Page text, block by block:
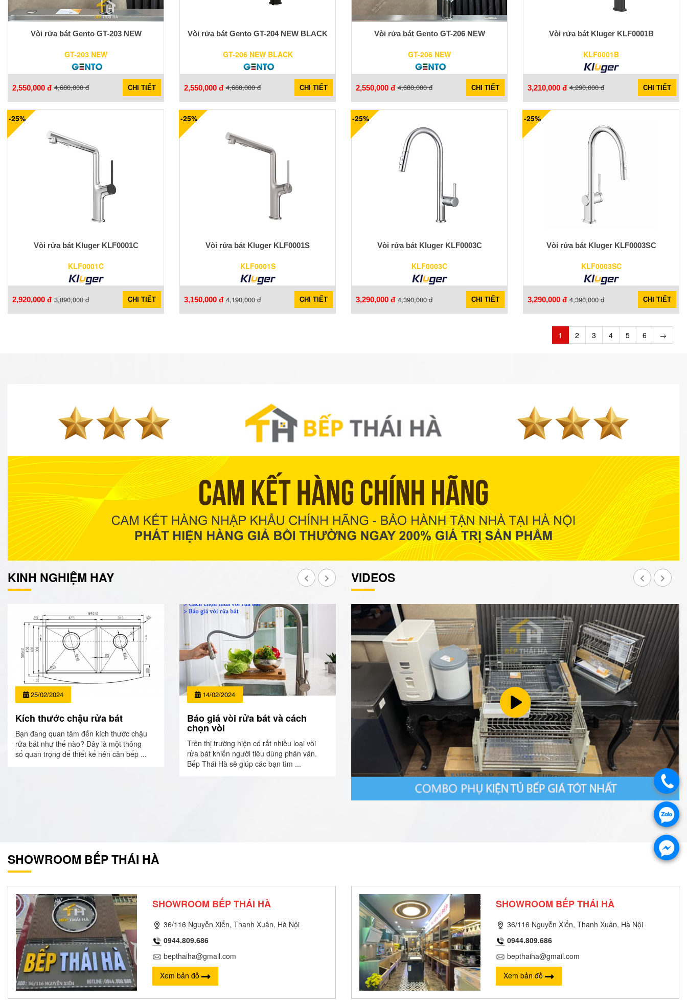
Vòi rửa bát Gento GT-203 NEW
GT-203 NEW
2,550,000 đ 4,680,000 đ CHI TIẾT
Vòi rửa bát Gento GT-204 NEW BLACK
GT-206 NEW BLACK
2,550,000 đ 4,680,000 đ CHI TIẾT
Vòi rửa bát Gento GT-206 NEW
GT-206 NEW
2,550,000 đ 4,680,000 đ CHI TIẾT
Vòi rửa bát Kluger KLF0001B
KLF0001B
3,210,000 đ 4,290,000 đ CHI TIẾT
-25%
Vòi rửa bát Kluger KLF0001C
KLF0001C
2,920,000 đ 3,890,000 đ CHI TIẾT
-25%
Vòi rửa bát Kluger KLF0001S
KLF0001S
3,150,000 đ 4,190,000 đ CHI TIẾT
-25%
Vòi rửa bát Kluger KLF0003C
KLF0003C
3,290,000 đ 4,390,000 đ CHI TIẾT
-25%
Vòi rửa bát Kluger KLF0003SC
KLF0003SC
3,290,000 đ 4,390,000 đ CHI TIẾT
1 2 3 4 5 6 →
KINH NGHIỆM HAY
25/02/2024
Kích thước chậu rửa bát
Bạn đang quan tâm đến kích thước chậu
rửa bát như thế nào? Đây là một thông
số quan trọng để thiết kế nên căn bếp ...
14/02/2024
Báo giá vòi rửa bát và cách
chọn vòi
Trên thị trường hiện có rất nhiều loại vòi
rửa bát khiến người tiêu dùng phân vân.
Bếp Thái Hà sẽ giúp các bạn tìm ...
VIDEOS
SHOWROOM BẾP THÁI HÀ
SHOWROOM BẾP THÁI HÀ
36/116 Nguyễn Xiển, Thanh Xuân, Hà Nội
0944.809.686
bepthaiha@gmail.com
Xem bản đồ
SHOWROOM BẾP THÁI HÀ
36/116 Nguyễn Xiển, Thanh Xuân, Hà Nội
0944.809.686
bepthaiha@gmail.com
Xem bản đồ